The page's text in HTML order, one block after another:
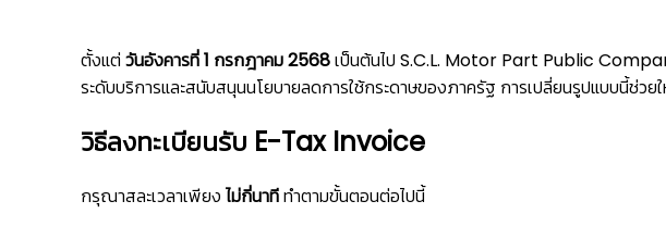
ตั้งแต่วันอังคารที่ 1 กรกฎาคม 2568เป็นต้นไป S.C.L. Motor Part Public
ระดับบริการและสนับสนุนนโยบายลดการใช้กระดาษของภาครัฐ การเปลี่ยนรูปแบบนี้ช่
วิธีลงทะเบียนรับ E-Tax Invoice
กรุณาสละเวลาเพียงไม่กี่นาทีทำตามขั้นตอนต่อไปนี้